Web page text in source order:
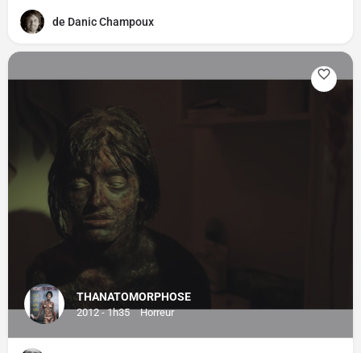
de Danic Champoux
THANATOMORPHOSE
2012 - 1h35 Horreur